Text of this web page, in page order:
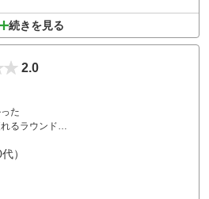
続きを見る
2.0
た
るラウンド
）